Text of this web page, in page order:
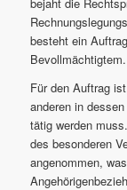
besteht ein
Bevollmächtigtem.
Für den Auftrag
anderen in
tätig werden
des besonderen
angenommen,